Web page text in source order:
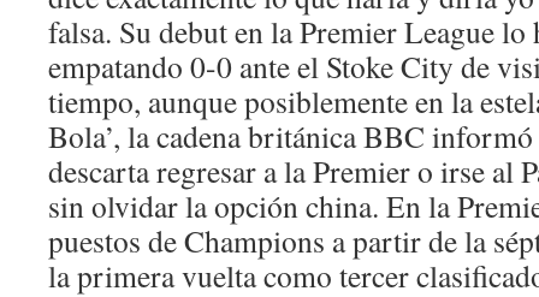
falsa. Su debut en la Premier League
empatando 0-0 ante el Stoke City de
tiempo, aunque posiblemente en la
Bola’, la cadena británica BBC
descarta regresar a la Premier o irse al
sin olvidar la opción china. En la
puestos de Champions a partir de la
la primera vuelta como tercer